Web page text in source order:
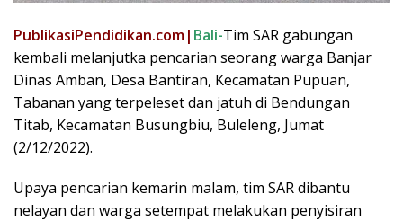
PublikasiPendidikan.com| Bali-Tim SAR gabungan
kembali melanjutka pencarian seorang warga Banjar
Dinas Amban, Desa Bantiran, Kecamatan Pupuan,
Tabanan yang terpeleset dan jatuh di Bendungan
Titab, Kecamatan Busungbiu, Buleleng, Jumat
(2/12/2022).
Upaya pencarian kemarin malam, tim SAR dibantu
nelayan dan warga setempat melakukan penyisiran